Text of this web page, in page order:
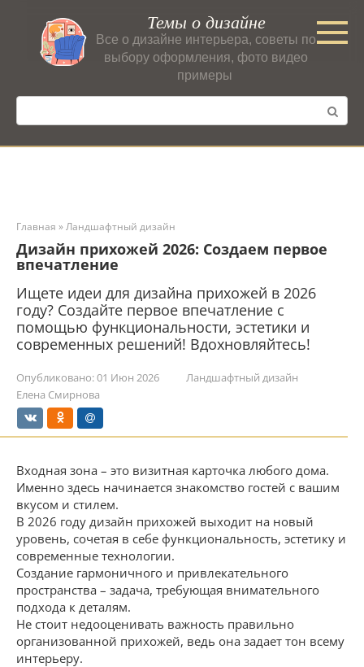
контенту
Темы о дизайне
Все о дизайне интерьера, советы по
выбору оформления, фото видео
примеры
Поиск:
Главная »Ландшафтный дизайн
Дизайн прихожей 2026: Создаем первое
впечатление
Ищете идеи для дизайна прихожей в 2026
году? Создайте первое впечатление с
помощью функциональности, эстетики и
современных решений! Вдохновляйтесь!
Опубликовано:01 Июн 2026
Ландшафтный дизайн
Елена Смирнова
Входная зона – это визитная карточка любого дома.
Именно здесь начинается знакомство гостей с вашим
вкусом и стилем.
В 2026 году дизайн прихожей выходит на новый
уровень, сочетая в себе функциональность, эстетику и
современные технологии.
Создание гармоничного и привлекательного
пространства – задача, требующая внимательного
подхода к деталям.
Не стоит недооценивать важность правильно
организованной прихожей, ведь она задает тон всему
интерьеру.